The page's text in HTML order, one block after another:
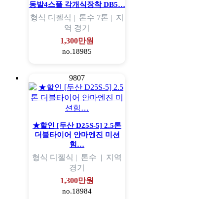
동발4스플 각개식장착 DB5…
형식 디젤식 | 톤수 7톤 | 지
역 경기
1,300만원
no.18985
9807
★할인 [두산 D25S-5] 2.5톤
더블타이어 얀마엔진 미션
힘…
형식 디젤식 | 톤수 | 지역
경기
1,300만원
no.18984